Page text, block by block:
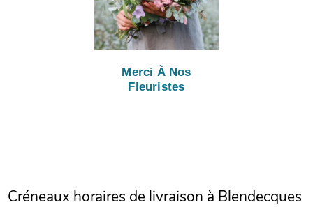
Merci À Nos
Fleuristes
Créneaux horaires de livraison à Blendecques